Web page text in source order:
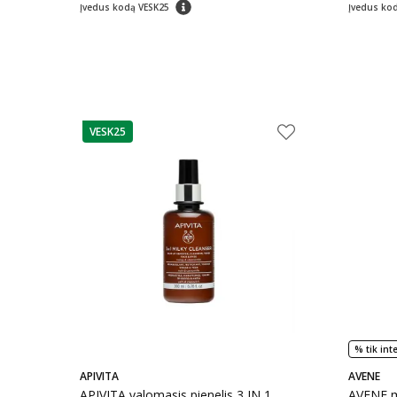
Įvedus kodą VESK25 Įvedus
patarimas
VESK25
APIVITA
% tik
AVENE